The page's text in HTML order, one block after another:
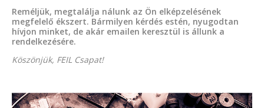
Reméljük, megtalálja nálunk az Ön elképzelésének
megfelelő ékszert. Bármilyen kérdés estén, nyugodtan
hívjon minket, de akár emailen keresztül is állunk a
rendelkezésére.
Köszönjük, FEIL Csapat!